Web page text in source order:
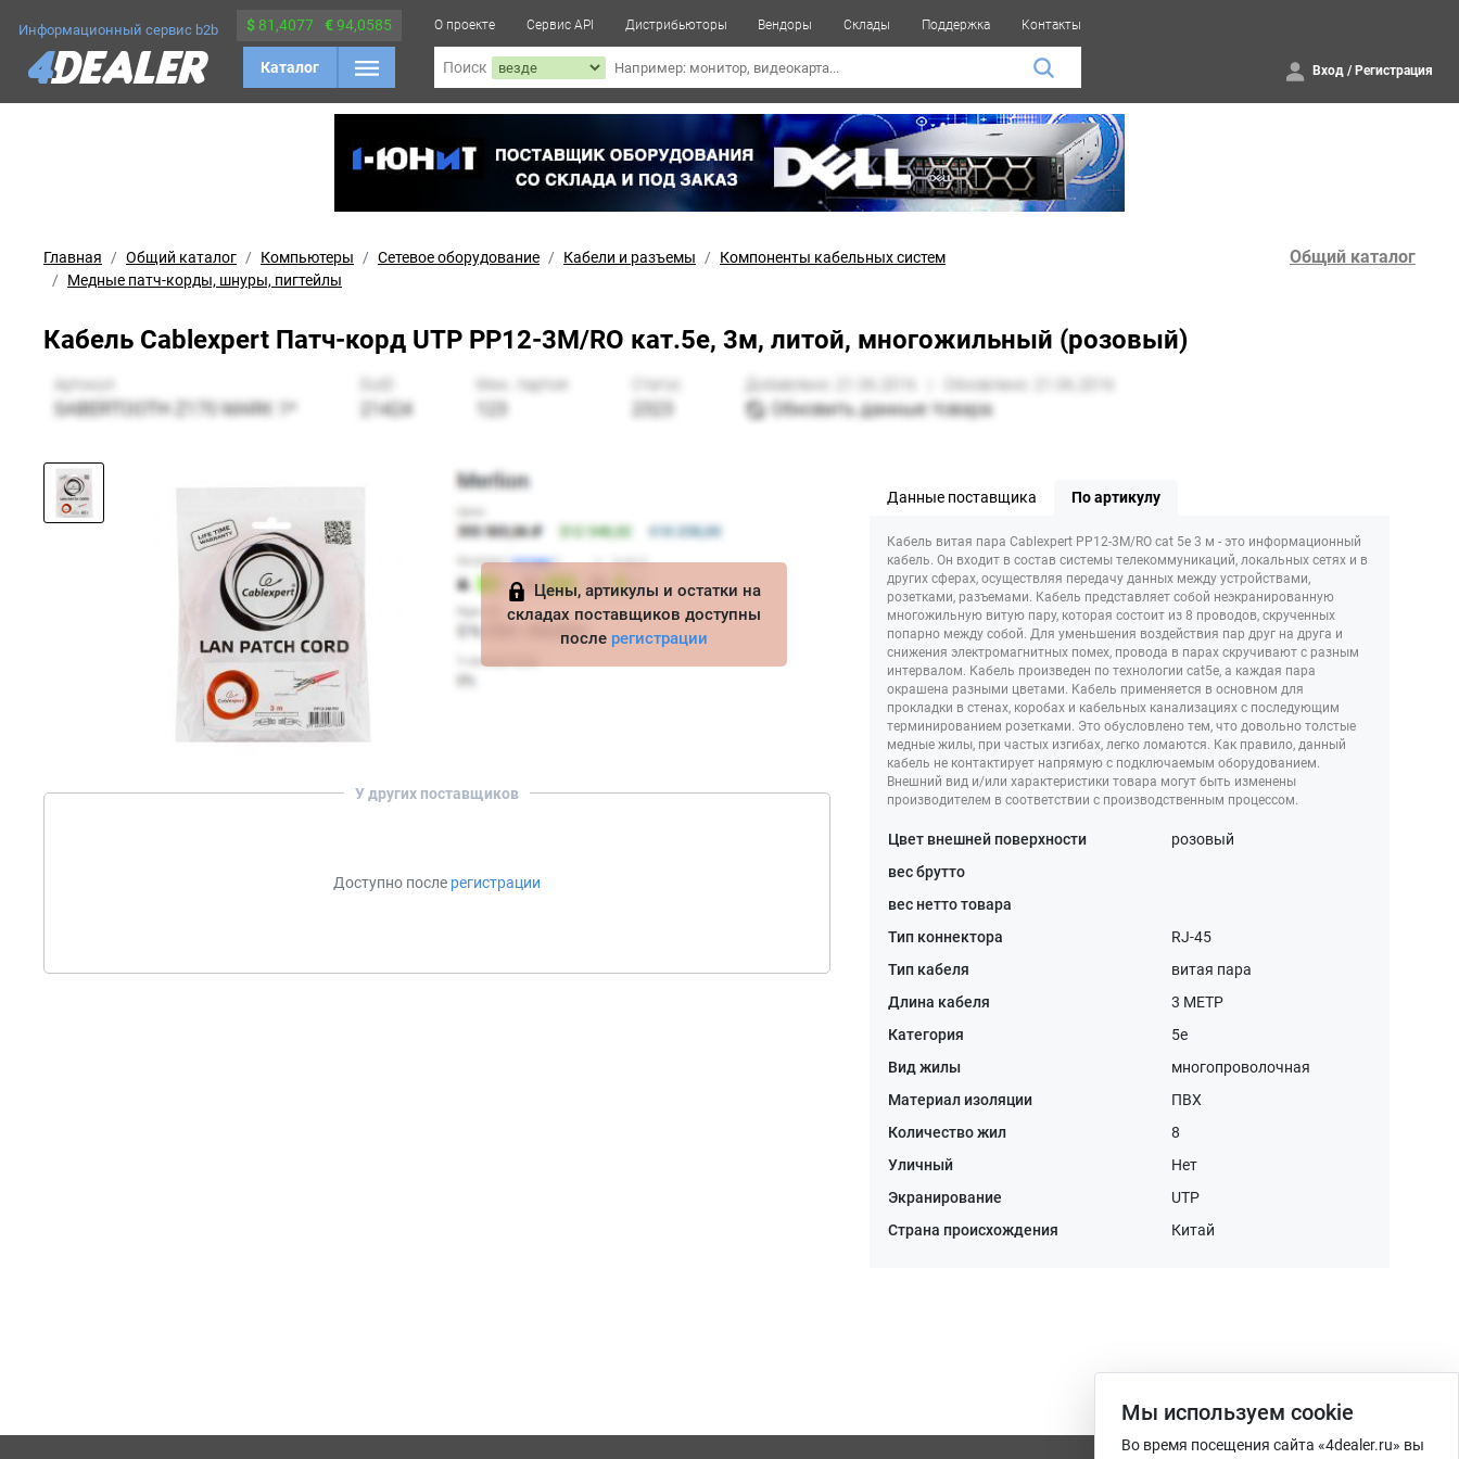
Информационный сервис b2b $ 81,4077 €94,0585
Каталог
О проекте Сервис API Дистрибьюторы Вендоры Склады Поддержка Контакты
Поиск Вход / Регистрация
Главная Общий каталог Компьютеры Сетевое оборудование Кабели и разъемы
Компоненты кабельных систем
Медные патч-корды, шнуры, пигтейлы
Общий каталог
Кабель Cablexpert Патч-корд UTP PP12-3M/RO кат.5e, 3м, литой, многожильный (розовый)
Цены, артикулы и остатки на
складах поставщиков доступны
после регистрации
У других поставщиков
Доступно после регистрации
Данные поставщика По артикулу
Кабель витая пара Cablexpert PP12-3M/RO cat 5e 3 м - это информационный
кабель. Он входит в состав системы телекоммуникаций, локальных сетях и в
других сферах, осуществляя передачу данных между устройствами,
розетками, разъемами. Кабель представляет собой неэкранированную
многожильную витую пару, которая состоит из 8 проводов, скрученных
попарно между собой. Для уменьшения воздействия пар друг на друга и
снижения электромагнитных помех, провода в парах скручивают с разным
интервалом. Кабель произведен по технологии cat5e, а каждая пара
окрашена разными цветами. Кабель применяется в основном для
прокладки в стенах, коробах и кабельных канализациях с последующим
терминированием розетками. Это обусловлено тем, что довольно толстые
медные жилы, при частых изгибах, легко ломаются. Как правило, данный
кабель не контактирует напрямую с подключаемым оборудованием.
Внешний вид и/или характеристики товара могут быть изменены
производителем в соответствии с производственным процессом.
Цвет внешней поверхности
розовый
вес брутто
вес нетто товара
Тип коннектора
RJ-45
Тип кабеля
витая пара
Длина кабеля
3 МЕТР
Категория
5e
Вид жилы
многопроволочная
Материал изоляции
ПВХ
Количество жил
8
Уличный
Нет
Экранирование
UTP
Страна происхождения
Китай
Мы используем сookie
Во время посещения сайта «4dealer.ru» вы